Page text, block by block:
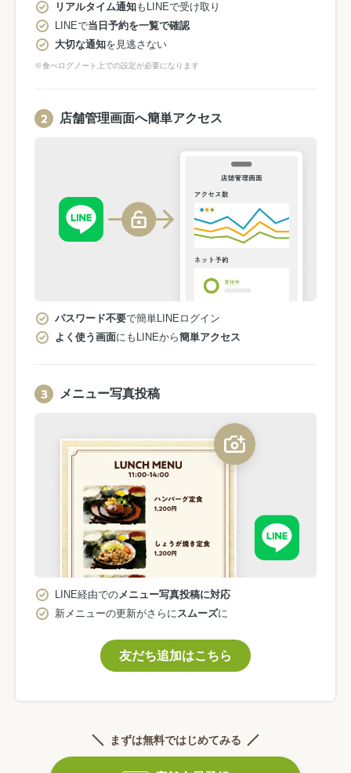
リアルタイム通知もLINEで受け取り
LINEで当日予約を一覧で確認
大切な通知を見逃さない
※食べログノート上での設定が必要になります
店舗管理画面へ簡単アクセス
パスワード不要で簡単LINEログイン
よく使う画面にもLINEから簡単アクセス
メニュー写真投稿
LINE経由での メニュー写真投稿に対応
新メニューの更新がさらに スムーズに
友だち追加はこちら
まずは無料ではじめてみる